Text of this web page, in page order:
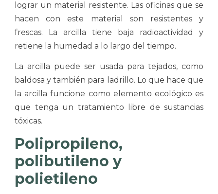
lograr un material resistente. Las oficinas que se
hacen con este material son resistentes y
frescas. La arcilla tiene baja radioactividad y
retiene la humedad a lo largo del tiempo.
La arcilla puede ser usada para tejados, como
baldosa y también para ladrillo. Lo que hace que
la arcilla funcione como elemento ecológico es
que tenga un tratamiento libre de sustancias
tóxicas.
Polipropileno,
polibutileno y
polietileno